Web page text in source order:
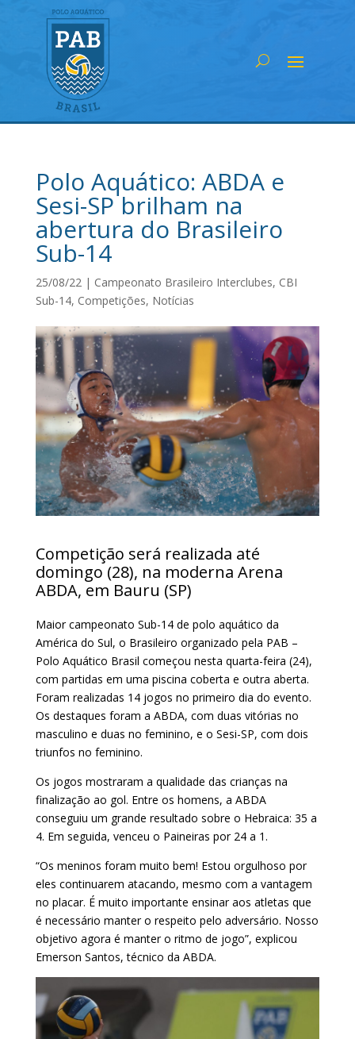
Polo Aquático: ABDA e
Sesi-SP brilham na
abertura do Brasileiro
Sub-14
25/08/22 | Campeonato Brasileiro Interclubes, CBI
Sub-14, Competições, Notícias
Competição será realizada até
domingo (28), na moderna Arena
ABDA, em Bauru (SP)
Maior campeonato Sub-14 de polo aquático da
América do Sul, o Brasileiro organizado pela PAB –
Polo Aquático Brasil começou nesta quarta-feira (24),
com partidas em uma piscina coberta e outra aberta.
Foram realizadas 14 jogos no primeiro dia do evento.
Os destaques foram a ABDA, com duas vitórias no
masculino e duas no feminino, e o Sesi-SP, com dois
triunfos no feminino.
Os jogos mostraram a qualidade das crianças na
finalização ao gol. Entre os homens, a ABDA
conseguiu um grande resultado sobre o Hebraica: 35 a
4. Em seguida, venceu o Paineiras por 24 a 1.
“Os meninos foram muito bem! Estou orgulhoso por
eles continuarem atacando, mesmo com a vantagem
no placar. É muito importante ensinar aos atletas que
é necessário manter o respeito pelo adversário. Nosso
objetivo agora é manter o ritmo de jogo”, explicou
Emerson Santos, técnico da ABDA.